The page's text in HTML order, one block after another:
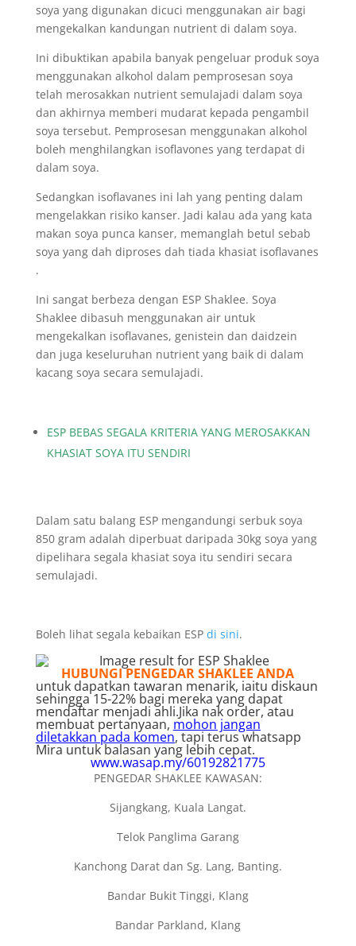
soya yang digunakan dicuci menggunakan air bagi
mengekalkan kandungan nutrient di dalam soya.
Ini dibuktikan apabila banyak pengeluar produk soya
menggunakan alkohol dalam pemprosesan soya
telah merosakkan nutrient semulajadi dalam soya
dan akhirnya memberi mudarat kepada pengambil
soya tersebut. Pemprosesan menggunakan alkohol
boleh menghilangkan isoflavones yang terdapat di
dalam soya.
Sedangkan isoflavanes ini lah yang penting dalam
mengelakkan risiko kanser. Jadi kalau ada yang kata
makan soya punca kanser, memanglah betul sebab
soya yang dah diproses dah tiada khasiat isoflavanes
.
Ini sangat berbeza dengan ESP Shaklee. Soya
Shaklee dibasuh menggunakan air untuk
mengekalkan isoflavanes, genistein dan daidzein
dan juga keseluruhan nutrient yang baik di dalam
kacang soya secara semulajadi.
ESP BEBAS SEGALA KRITERIA YANG MEROSAKKAN
KHASIAT SOYA ITU SENDIRI
Dalam satu balang ESP mengandungi serbuk soya
850 gram adalah diperbuat daripada 30kg soya yang
dipelihara segala khasiat soya itu sendiri secara
semulajadi.
Boleh lihat segala kebaikan ESP di sini.
HUBUNGI PENGEDAR SHAKLEE ANDA
untuk dapatkan tawaran menarik, iaitu diskaun
sehingga 15-22% bagi mereka yang dapat
mendaftar menjadi ahli.Jika nak order, atau
membuat pertanyaan, mohon jangan
diletakkan pada komen, tapi terus whatsapp
Mira untuk balasan yang lebih cepat.
www.wasap.my/60192821775
PENGEDAR SHAKLEE KAWASAN:
Sijangkang, Kuala Langat.
Telok Panglima Garang
Kanchong Darat dan Sg. Lang, Banting.
Bandar Bukit Tinggi, Klang
Bandar Parkland, Klang